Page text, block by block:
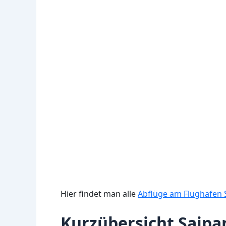
Hier findet man alleAbflüge am Flughafen